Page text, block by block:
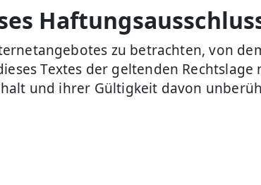
zu betrachten, von
Textes der geltenden
und ihrer Gültigkeit davon